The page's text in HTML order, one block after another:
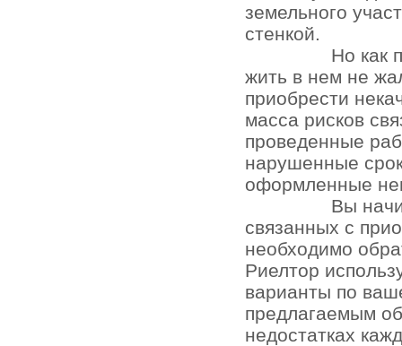
земельного
стенкой.
Но как
жить в нем не
приобрести
масса рисков
проведенные
нарушенные
оформленные
Вы
связанных с
необходимо
Риелтор
варианты по
предлагаемым
недостатках